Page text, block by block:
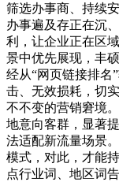
筛选办事商、持续
办事遍及存正在沉
利，让企业正在区
景中优先展现，丰
经从“网页链接排名
击、无效损耗，切
不不变的营销窘境
地意向客群，显著
法适配新流量场景
模式，对此，才能
点行业词、地区词